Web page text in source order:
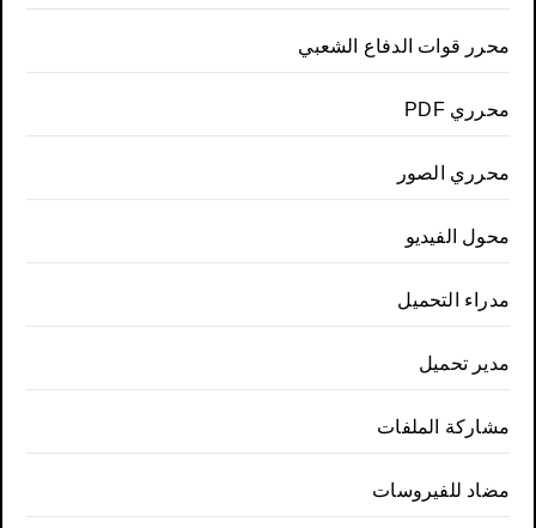
محرر قوات الدفاع الشعبي
محرري PDF
محرري الصور
محول الفيديو
مدراء التحميل
مدير تحميل
مشاركة الملفات
مضاد للفيروسات